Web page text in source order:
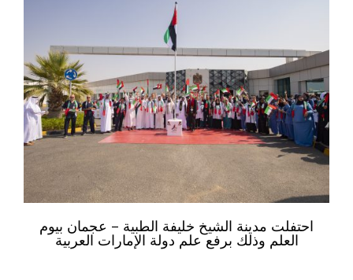
احتفلت مدينة الشيخ خليفة الطبية – عجمان بيوم
العلم وذلك برفع علم دولة الإمارات العربية